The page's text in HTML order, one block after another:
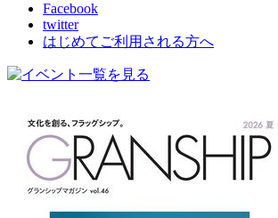
Facebook
twitter
はじめてご利用される方へ